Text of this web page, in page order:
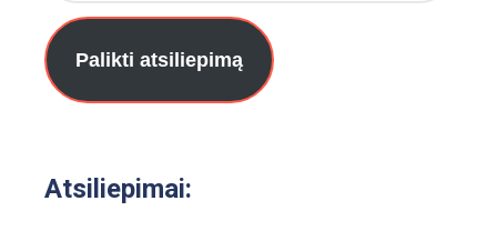
Palikti atsiliepimą
Atsiliepimai: